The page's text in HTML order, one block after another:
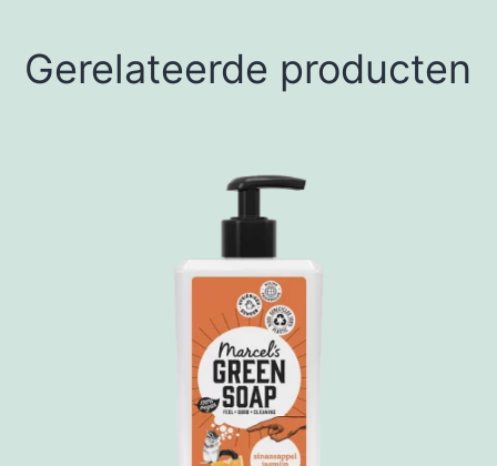
Gerelateerde producten